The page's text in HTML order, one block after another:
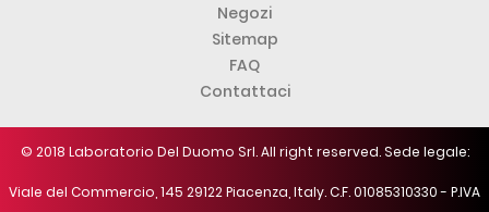
Negozi
Sitemap
FAQ
Contattaci
© 2018 Laboratorio Del Duomo Srl. All right reserved. Sede legale:
Viale del Commercio, 145 29122 Piacenza, Italy. C.F. 01085310330 - P.IVA